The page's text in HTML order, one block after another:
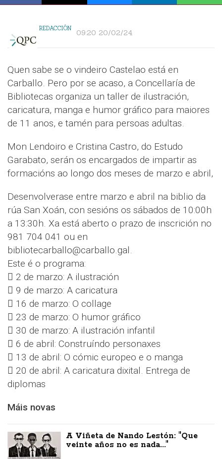
REDACCIÓN 09:20 20/02/24
Quen sabe se o vindeiro Castelao está en
Carballo. Pero por se acaso, a Concellaría de
Bibliotecas organiza un taller de ilustración,
caricatura, manga e humor gráfico para maiores
de 11 anos, e tamén para persoas adultas.
Mon Lendoiro e Cristina Castro, do Estudo
Garabato, serán os encargados de impartir as
formacións ao longo dos meses de marzo e abril,
Desenvolverase entre marzo e abril na biblio da
rúa San Xoán, con sesións os sábados de 10:00h
a 13:30h. Xa está aberto o prazo de inscrición no
981 704 041 ou en
bibliotecarballo@carballo.gal.
Este é o programa:
 2 de marzo: A ilustración
 9 de marzo: A caricatura
 16 de marzo: O collage
 23 de marzo: O humor gráfico
 30 de marzo: A ilustración infantil
 6 de abril: Construíndo personaxes
 13 de abril: O cómic europeo e o manga
 20 de abril: A caricatura dixital. Entrega de
diplomas
Máis novas
A Viñeta de Nando Lestón: "Que
veinte años no es nada..."